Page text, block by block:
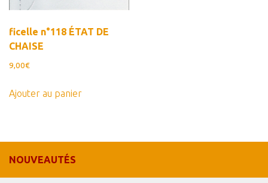
Dessins
Les froissés, les plissés
Installations
L’actualité
CV
Panier
Panier
ficelle n°118 ÉTAT DE
CHAISE
9,00€
Ajouter au panier
NOUVEAUTÉS